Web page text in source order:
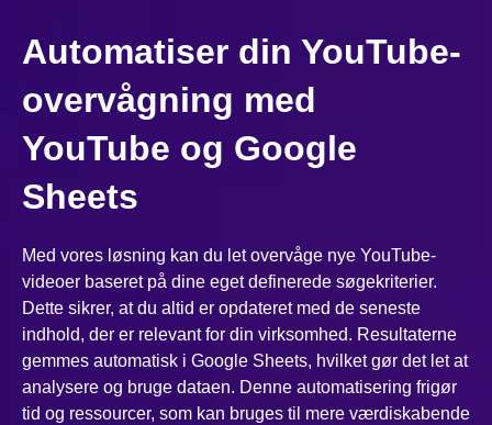
Automatiser din YouTube-
overvågning med
YouTube og Google
Sheets
Med vores løsning kan du let overvåge nye YouTube-
videoer baseret på dine eget definerede søgekriterier.
Dette sikrer, at du altid er opdateret med de seneste
indhold, der er relevant for din virksomhed. Resultaterne
gemmes automatisk i Google Sheets, hvilket gør det let at
analysere og bruge dataen. Denne automatisering frigør
tid og ressourcer, som kan bruges til mere værdiskabende